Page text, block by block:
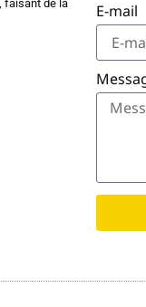
, faisant de la
E-mail